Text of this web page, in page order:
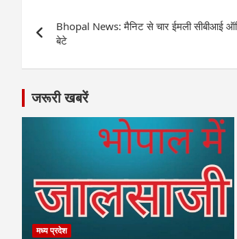
navigation
Bhopal News: मैनिट से चार ईमली सीबीआई
बेटे
जरूरी खबरें
मध्य प्रदेश